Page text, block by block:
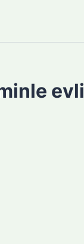
evli